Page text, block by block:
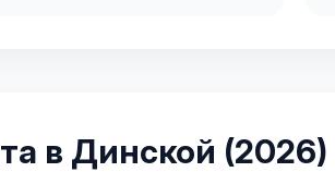
в Динской (2026)